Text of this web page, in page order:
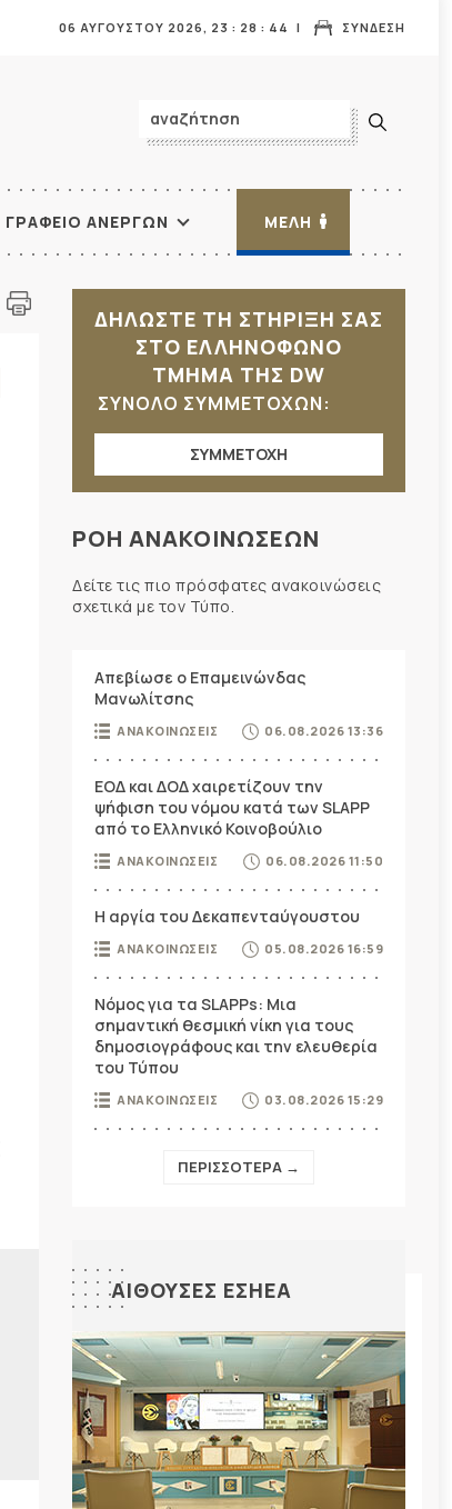
ΣΥΝΔΕΣΗ
06 ΑΥΓΟΥΣΤΟΥ 2026, 23 : 28 : 45
ΓΡΑΦΕΙΟ ΑΝΕΡΓΩΝ ΜΕΛΗ
ΔΗΛΩΣΤΕ ΤΗ ΣΤΗΡΙΞΗ ΣΑΣ
ΣΤΟ ΕΛΛΗΝΟΦΩΝΟ
ΤΜΗΜΑ ΤΗΣ DW
ΣΥΝΟΛΟ ΣΥΜΜΕΤΟΧΩΝ:
ΣΥΜΜΕΤΟΧΗ
ΡΟΗ ΑΝΑΚΟΙΝΩΣΕΩΝ
Δείτε τις πιο πρόσφατες ανακοινώσεις
σχετικά με τον Τύπο.
Απεβίωσε ο Επαμεινώνδας
Μανωλίτσης
ΑΝΑΚΟΙΝΩΣΕΙΣ 06.08.2026 13:36
ΕΟΔ και ΔΟΔ χαιρετίζουν την
ψήφιση του νόμου κατά των SLAPP
από το Ελληνικό Κοινοβούλιο
ΑΝΑΚΟΙΝΩΣΕΙΣ 06.08.2026 11:50
Η αργία του Δεκαπενταύγουστου
ΑΝΑΚΟΙΝΩΣΕΙΣ 05.08.2026 16:59
Νόμος για τα SLAPPs: Μια
σημαντική θεσμική νίκη για τους
δημοσιογράφους και την ελευθερία
του Τύπου
ΑΝΑΚΟΙΝΩΣΕΙΣ 03.08.2026 15:29
ΠΕΡΙΣΣΟΤΕΡΑ →
ΑΙΘΟΥΣΕΣ ΕΣΗΕΑ